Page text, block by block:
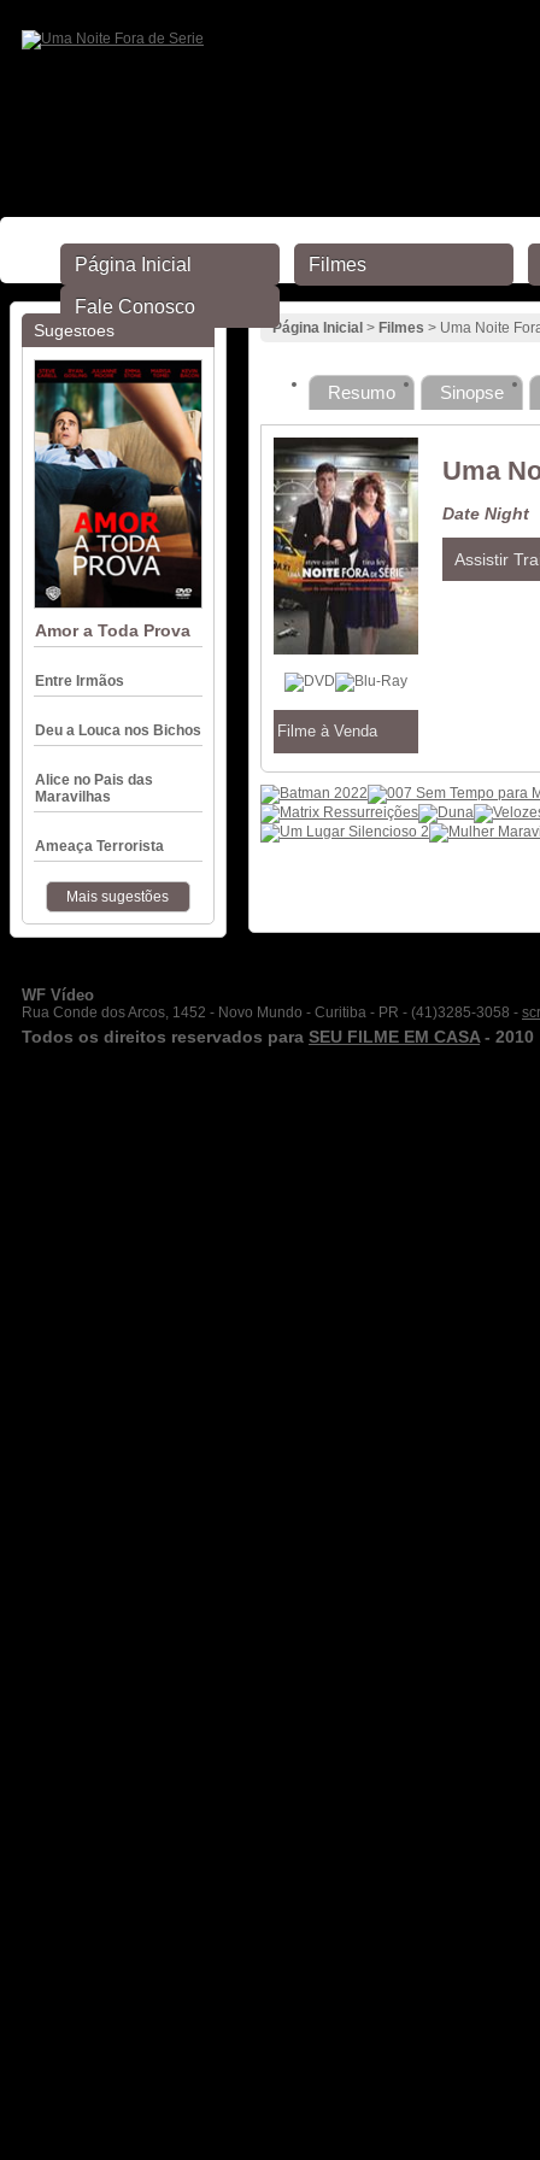
Sugestões
Amor a Toda Prova
Entre Irmãos
Deu a Louca nos Bichos
Alice no Pais das
Maravilhas
Ameaça Terrorista
Mais sugestões
Página Inicial > Filmes > Uma Noite
Resumo Sinopse
Filme à Venda
Uma
Date Night
Assistir
WF Vídeo
Rua Conde dos Arcos, 1452 - Novo Mundo - Curitiba - PR - (41)3285-3058 -
Todos os direitos reservados para SEU FILME EM CASA - 2010
Página Inicial Filmes
Fale Conosco